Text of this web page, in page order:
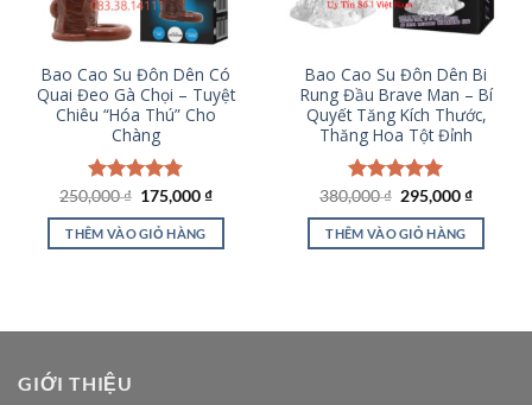
Bao Cao Su Đôn Dên Có
Quai Đeo Gà Chọi – Tuyệt
Chiêu “Hóa Thú” Cho
Chàng
Được xếp
hạng4.77
5 sao
250,000₫ Giá
là:
250,000 ₫.
175,000₫Giá
tại
THÊM VÀO GIỎ HÀNG
Bao Cao Su Đôn Dên Bi
Rung Đầu Brave Man – Bí
Quyết Tăng Kích Thước,
Thăng Hoa Tột Đỉnh
Được xếp
hạng5.00
5 sao
380,000₫ Giá
là:
380,000 ₫.
295,000₫Giá
tại
THÊM VÀO GIỎ HÀNG
GIỚI THIỆU